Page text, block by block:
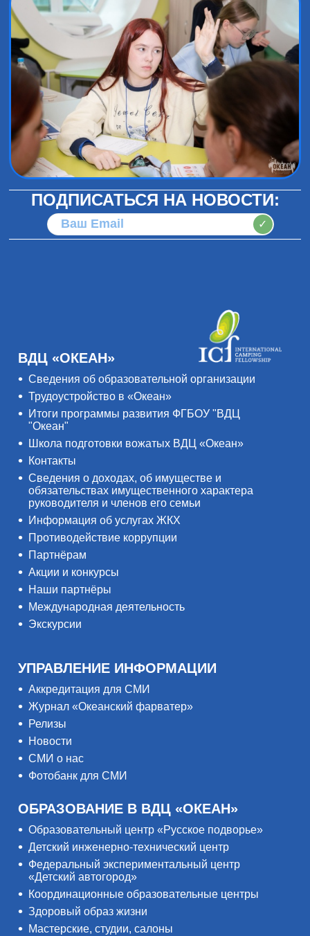
ПОДПИСАТЬСЯ НА НОВОСТИ:
✓
ВДЦ «ОКЕАН»
Сведения об образовательной организации
Трудоустройство в «Океан»
Итоги программы развития ФГБОУ "ВДЦ
"Океан"
Школа подготовки вожатых ВДЦ «Океан»
Контакты
Сведения о доходах, об имуществе и
обязательствах имущественного характера
руководителя и членов его семьи
Информация об услугах ЖКХ
Противодействие коррупции
Партнёрам
Акции и конкурсы
Наши партнёры
Международная деятельность
Экскурсии
УПРАВЛЕНИЕ ИНФОРМАЦИИ
Аккредитация для СМИ
Журнал «Океанский фарватер»
Релизы
Новости
СМИ о нас
Фотобанк для СМИ
ОБРАЗОВАНИЕ В ВДЦ «ОКЕАН»
Образовательный центр «Русское подворье»
Детский инженерно-технический центр
Федеральный экспериментальный центр
«Детский автогород»
Координационные образовательные центры
Здоровый образ жизни
Мастерские, студии, салоны